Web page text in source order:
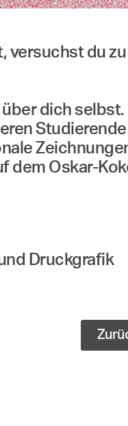
versuchst du
dich selbst.
dem Oskar-
Druckgrafik